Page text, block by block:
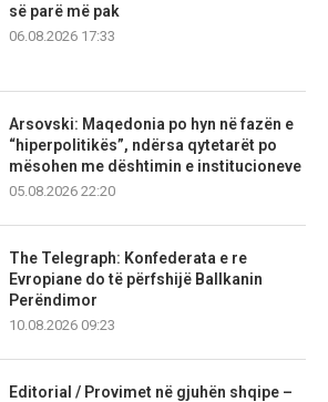
së parë më pak
06.08.2026 17:33
Arsovski: Maqedonia po hyn në fazën e
“hiperpolitikës”, ndërsa qytetarët po
mësohen me dështimin e institucioneve
05.08.2026 22:20
The Telegraph: Konfederata e re
Evropiane do të përfshijë Ballkanin
Perëndimor
10.08.2026 09:23
Editorial / Provimet në gjuhën shqipe –